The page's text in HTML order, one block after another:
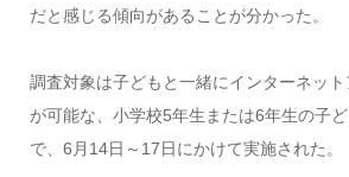
だと感じる傾向があることが分かった。
調査対象は子どもと一緒にインターネッ
が可能な、小学校5年生または6年生の子
で、6月14日～17日にかけて実施された。